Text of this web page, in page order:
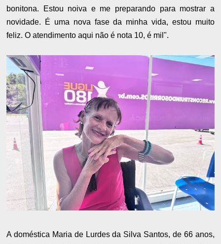
bonitona. Estou noiva e me preparando para mostrar a
novidade. É uma nova fase da minha vida, estou muito
feliz. O atendimento aqui não é nota 10, é mil".
A doméstica Maria de Lurdes da Silva Santos, de 66 anos,